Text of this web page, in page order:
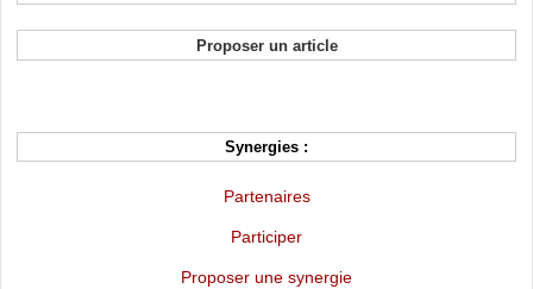
Proposer un article
Synergies :
Partenaires
Participer
Proposer une synergie